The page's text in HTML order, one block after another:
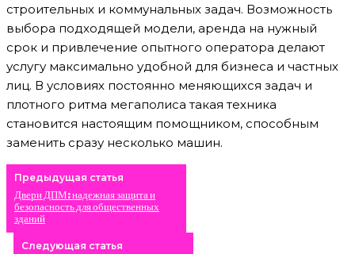
строительных и коммунальных задач. Возможность
выбора подходящей модели, аренда на нужный
срок и привлечение опытного оператора делают
услугу максимально удобной для бизнеса и частных
лиц. В условиях постоянно меняющихся задач и
плотного ритма мегаполиса такая техника
становится настоящим помощником, способным
заменить сразу несколько машин.
Предыдущая статья
Двери ДПМ: надежная защита и
безопасность для общественных
зданий
Следующая статья